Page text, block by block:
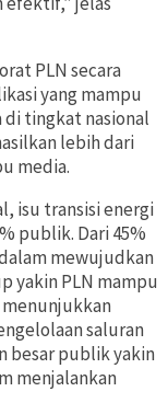
PLN secara
yang mampu
di tingkat nasional
lebih dari
media.
isu transisi energi
publik. Dari 45%
mewujudkan
yakin PLN mampu
menunjukkan
saluran
besar publik yakin
menjalankan